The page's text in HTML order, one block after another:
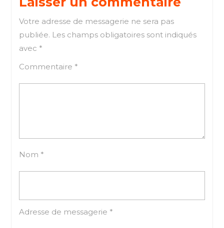
Votre adresse de messagerie ne sera pas
publiée. Les champs obligatoires sont indiqués
avec *
Commentaire *
Nom *
Adresse de messagerie *